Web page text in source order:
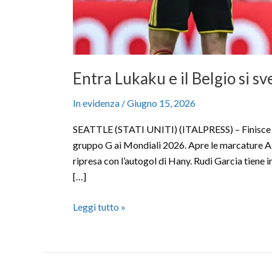
Entra Lukaku e il Belgio si
In evidenza /Giugno 15, 2026
SEATTLE (STATI UNITI) (ITALPRESS) –
gruppo G ai Mondiali 2026. Apre le marcature
ripresa con l’autogol di Hany. Rudi Garcia tiene
[…]
Leggi tutto »